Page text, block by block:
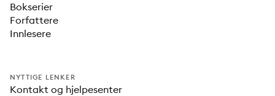
Bokserier
Forfattere
Innlesere
NYTTIGE LENKER
Kontakt og hjelpesenter